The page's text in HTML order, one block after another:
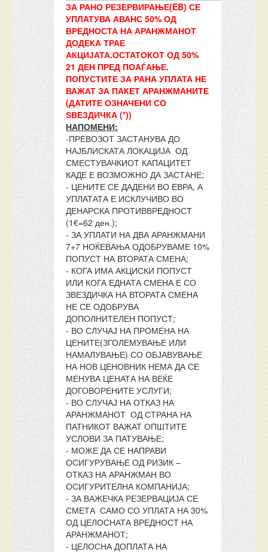
ЗА РАНО РЕЗЕРВИРАЊЕ(EB) СЕ
УПЛАТУВА АВАНС 50% ОД
ВРЕДНОСТА НА АРАНЖМАНОТ
ДОДЕКА ТРАЕ
АКЦИЈАТА.ОСТАТОКОТ ОД 50%
21 ДЕН ПРЕД ПОАЃАЊЕ.
ПОПУСТИТЕ ЗА РАНА УПЛАТА НЕ
ВАЖАТ ЗА ПАКЕТ АРАНЖМАНИТЕ
(ДАТИТЕ ОЗНАЧЕНИ СО
ЅВЕЗДИЧКА (*))
НАПОМЕНИ:
-ПРЕВОЗОТ ЗАСТАНУВА ДО
НАЈБЛИСКАТА ЛОКАЦИЈА ОД
СМЕСТУВАЧКИОТ КАПАЦИТЕТ
КАДЕ Е ВОЗМОЖНО ДА ЗАСТАНЕ;
- ЦЕНИТЕ СЕ ДАДЕНИ ВО ЕВРА, А
УПЛАТАТА Е ИСКЛУЧИВО ВО
ДЕНАРСКА ПРОТИВВРЕДНОСТ
(1€=62 ден.);
- ЗА УПЛАТИ НА ДВА АРАНЖМАНИ
7+7 НОЌЕВАЊА ОДОБРУВАМЕ 10%
ПОПУСТ НА ВТОРАТА СМЕНА;
- КОГА ИМА АКЦИСКИ ПОПУСТ
ИЛИ КОГА ЕДНАТА СМЕНА Е СО
ЗВЕЗДИЧКА НА ВТОРАТА СМЕНА
НЕ СЕ ОДОБРУВА
ДОПОЛНИТЕЛЕН ПОПУСТ;
- ВО СЛУЧАЈ НА ПРОМЕНА НА
ЦЕНИТЕ(ЗГОЛЕМУВАЊЕ ИЛИ
НАМАЛУВАЊЕ) СО ОБЈАВУВАЊЕ
НА НОВ ЦЕНОВНИК НЕМА ДА СЕ
МЕНУВА ЦЕНАТА НА ВЕЌЕ
ДОГОВОРЕНИТЕ УСЛУГИ;
- ВО СЛУЧАЈ НА ОТКАЗ НА
АРАНЖМАНОТ ОД СТРАНА НА
ПАТНИКОТ ВАЖАТ ОПШТИТЕ
УСЛОВИ ЗА ПАТУВАЊЕ;
- МОЖЕ ДА СЕ НАПРАВИ
ОСИГУРУВАЊЕ ОД РИЗИК –
ОТКАЗ НА АРАНЖМАН ВО
ОСИГУРИТЕЛНА КОМПАНИЈА;
- ЗА ВАЖЕЧКА РЕЗЕРВАЦИЈА СЕ
СМЕТА САМО СО УПЛАТА НА 30%
ОД ЦЕЛОСНАТА ВРЕДНОСТ НА
АРАНЖМАНОТ;
- ЦЕЛОСНА ДОПЛАТА НА